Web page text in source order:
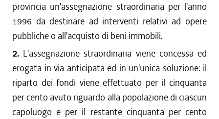
provincia un'assegnazione straordinaria per l'anno
1996 da destinare ad interventi relativi ad opere
pubbliche o all'acquisto di beni immobili.
2. L'assegnazione straordinaria viene concessa ed
erogata in via anticipata ed in un'unica soluzione: il
riparto dei fondi viene effettuato per il cinquanta
per cento avuto riguardo alla popolazione di ciascun
capoluogo e per il restante cinquanta per cento